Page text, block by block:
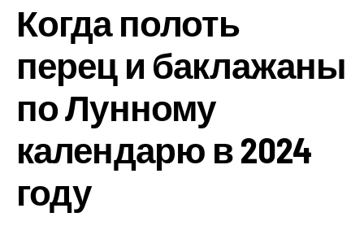
Когда полоть
перец и баклажаны
по Лунному
календарю в 2024
году